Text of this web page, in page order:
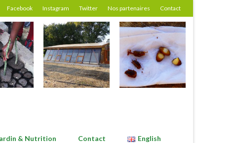
Facebook Instagram Twitter Nos partenaires Contact
& Nutrition Contact English